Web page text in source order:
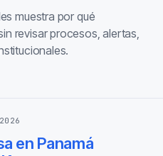
muestra por qué
revisar procesos, alertas,
en Panamá